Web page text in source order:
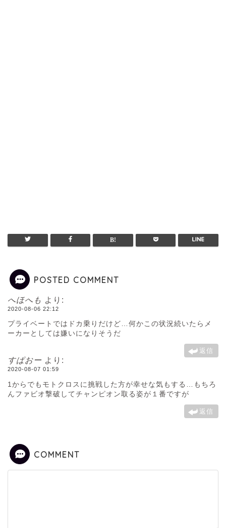
POSTED COMMENT
へほへも より:
2020-08-06 22:12
プライベートではドカ乗りだけど…何かこの状況続いたらメ
ーカーとしては嫌いになりそうだ
返信
すぱおー より:
2020-08-07 01:59
1からでもモトクロスに挑戦した方が幸せな気もする…もちろ
んファビオ撃破してチャンピオン取る姿が１番ですが
返信
COMMENT